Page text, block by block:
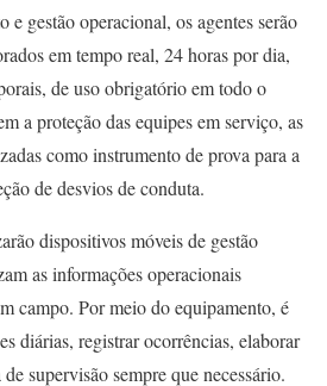
e gestão operacional, os agentes serão
em tempo real, 24 horas por dia,
de uso obrigatório em todo o
a proteção das equipes em serviço, as
como instrumento de prova para a
de desvios de conduta.
dispositivos móveis de gestão
as informações operacionais
campo. Por meio do equipamento, é
diárias, registrar ocorrências, elaborar
supervisão sempre que necessário.